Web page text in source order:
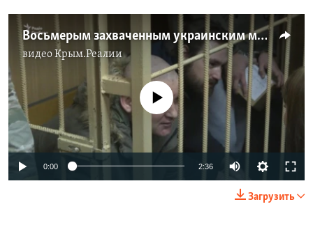
Восьмерым захваченным украинским морякам продлили арест (видео)
видеоКрым.Реалии
No media source currently available
0:00 2:36
Загрузить